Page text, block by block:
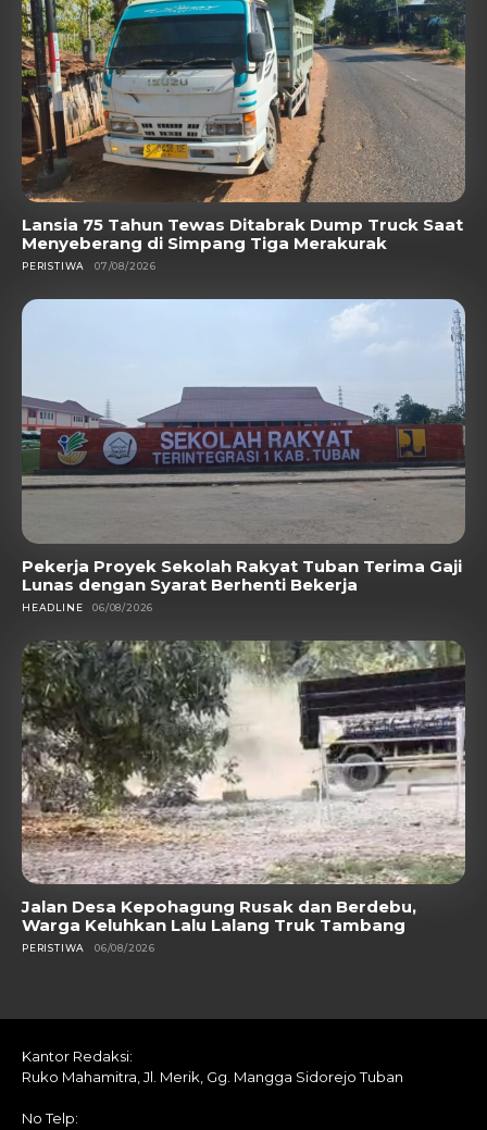
Lansia 75 Tahun Tewas Ditabrak Dump Truck Saat
Menyeberang di Simpang Tiga Merakurak
PERISTIWA 07/08/2026
Pekerja Proyek Sekolah Rakyat Tuban Terima Gaji
Lunas dengan Syarat Berhenti Bekerja
HEADLINE 06/08/2026
Jalan Desa Kepohagung Rusak dan Berdebu,
Warga Keluhkan Lalu Lalang Truk Tambang
PERISTIWA 06/08/2026
Kantor Redaksi:
Ruko Mahamitra, Jl. Merik, Gg. Mangga Sidorejo Tuban
No Telp: